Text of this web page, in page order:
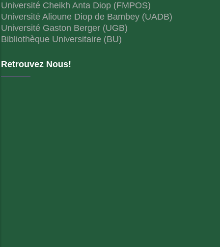
Université Cheikh Anta Diop (FMPOS)
Université Alioune Diop de Bambey (UADB)
Université Gaston Berger (UGB)
Bibliothèque Universitaire (BU)
Retrouvez Nous!